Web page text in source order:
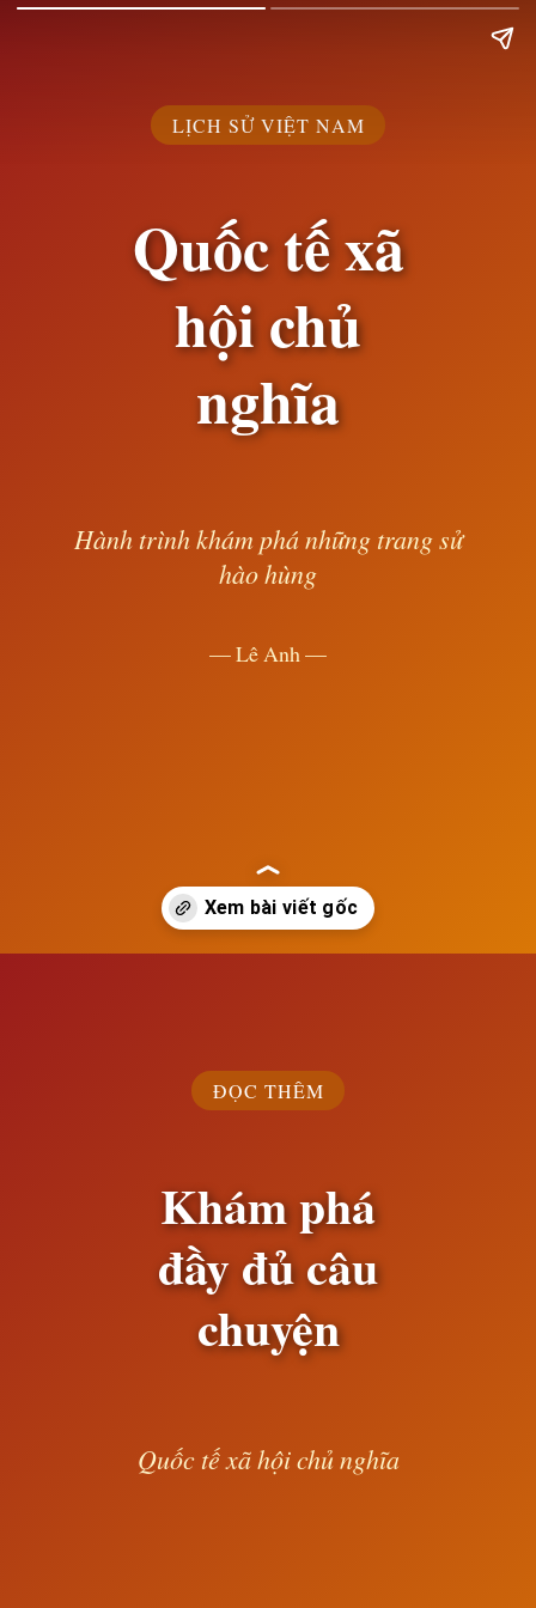
LỊCH SỬ VIỆT NAM
Quốc tế xã
hội chủ
nghĩa
Hành trình khám phá những trang sử
hào hùng
— Lê Anh —
ĐỌC THÊM
Khám phá
đầy đủ câu
chuyện
Quốc tế xã hội chủ nghĩa